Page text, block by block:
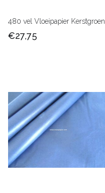
480 vel Vloeipapier Kerstgroen
€27,75